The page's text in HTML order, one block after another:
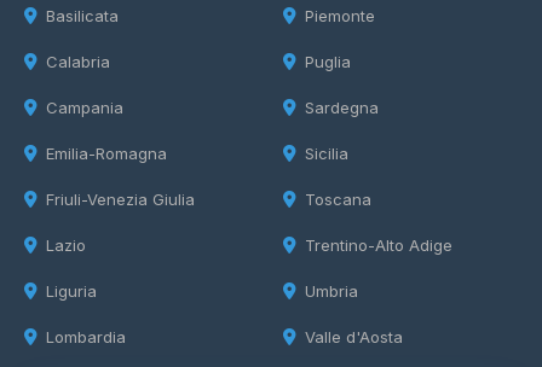
Basilicata
Calabria
Campania
Emilia-Romagna
Friuli-Venezia Giulia
Lazio
Liguria
Lombardia
Piemonte
Puglia
Sardegna
Sicilia
Toscana
Trentino-Alto Adige
Umbria
Valle d'Aosta